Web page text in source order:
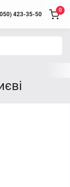
423-35-50
0